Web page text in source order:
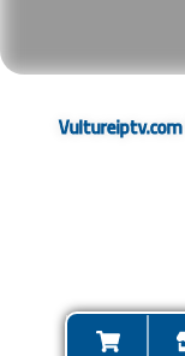
Vultureiptv.com